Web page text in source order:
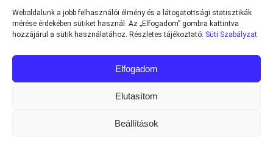
Weboldalunk a jobb felhasználói élmény és a látogatottsági statisztikák
mérése érdekében sütiket használ. Az „Elfogadom” gombra kattintva
hozzájárul a sütik használatához. Részletes tájékoztató: Süti Szabályzat
Elfogadom
Elutasítom
Beállítások
Minden jog fenntartva © 2013-2026Teniszvilag.com